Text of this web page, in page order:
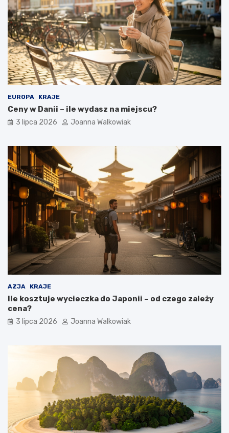
EUROPA KRAJE
Ceny w Danii – ile wydasz na miejscu?
3 lipca 2026 Joanna Walkowiak
AZJA KRAJE
Ile kosztuje wycieczka do Japonii – od czego zależy
cena?
3 lipca 2026 Joanna Walkowiak